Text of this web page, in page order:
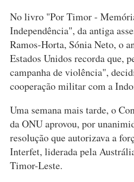
No livro "Por Timor -
Independência", da antiga
Ramos-Horta, Sónia Neto, o
Estados Unidos recorda que,
campanha de violência",
cooperação militar com a
Uma semana mais tarde, o
da ONU aprovou, por
resolução que autorizava a
Interfet, liderada pela
Timor-Leste.